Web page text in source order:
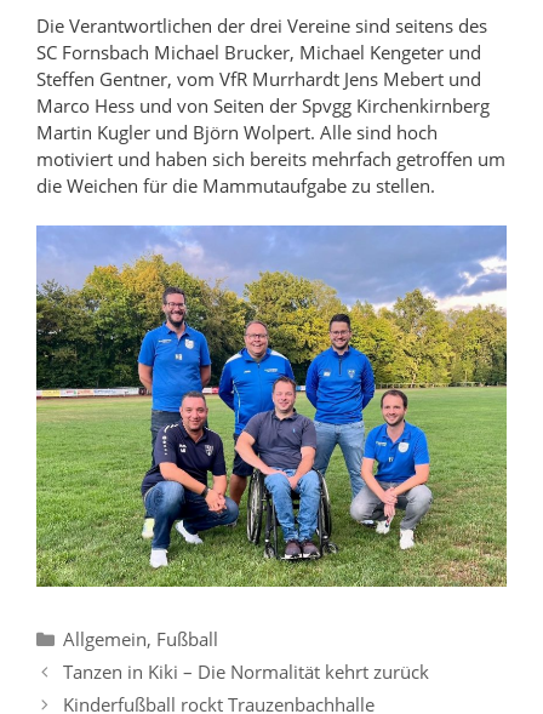
Die Verantwortlichen der drei Vereine sind seitens des
SC Fornsbach Michael Brucker, Michael Kengeter und
Steffen Gentner, vom VfR Murrhardt Jens Mebert und
Marco Hess und von Seiten der Spvgg Kirchenkirnberg
Martin Kugler und Björn Wolpert. Alle sind hoch
motiviert und haben sich bereits mehrfach getroffen um
die Weichen für die Mammutaufgabe zu stellen.
Kategorien
Allgemein, Fußball
Tanzen in Kiki – Die Normalität kehrt zurück
Kinderfußball rockt Trauzenbachhalle